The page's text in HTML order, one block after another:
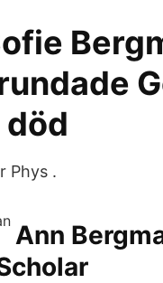
Phys .
‪Ann